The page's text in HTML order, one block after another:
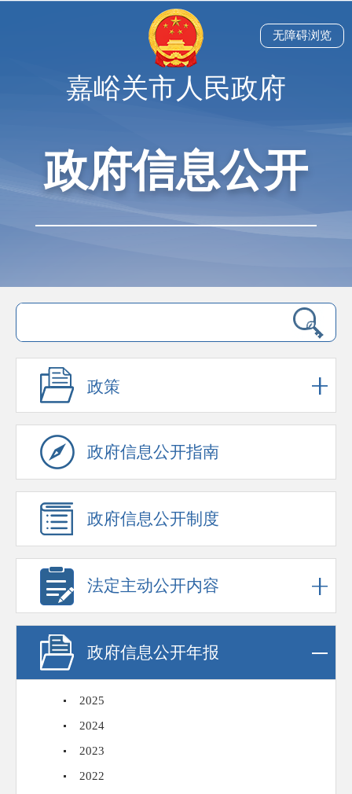
嘉峪关市人民政府
政府信息公开
无障碍浏览
政策
政府信息公开指南
政府信息公开制度
法定主动公开内容
政府信息公开年报
2025
2024
2023
2022